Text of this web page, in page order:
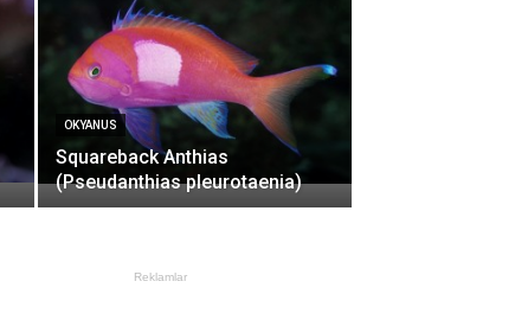
OKYANUS
Squareback Anthias
(Pseudanthias pleurotaenia)
Reklamlar